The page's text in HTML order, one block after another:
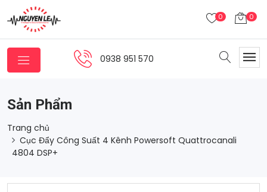
0 0
0938 951 570
Sản Phẩm
Trang chủ
Cục Đẩy Công Suất 4 Kênh Powersoft Quattrocanali
4804 DSP+